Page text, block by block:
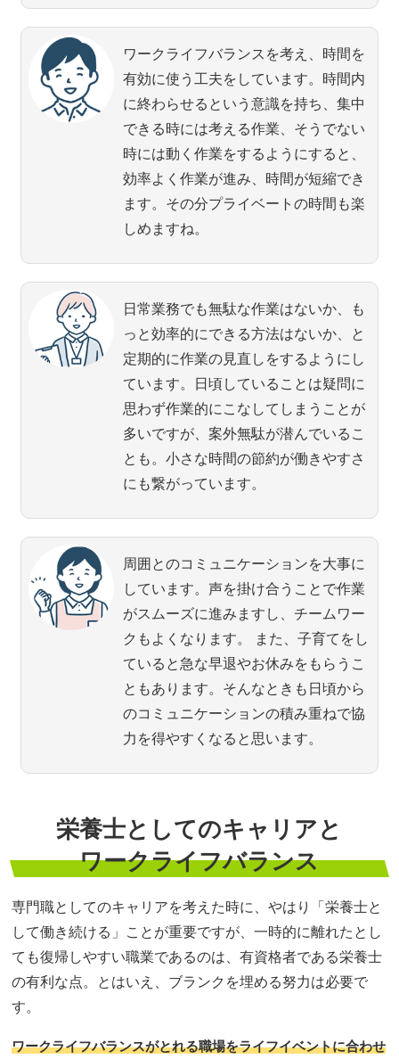
ワークライフバランスを考え、時間を
有効に使う工夫をしています。時間内
に終わらせるという意識を持ち、集中
できる時には考える作業、そうでない
時には動く作業をするようにすると、
効率よく作業が進み、時間が短縮でき
ます。その分プライベートの時間も楽
しめますね。
日常業務でも無駄な作業はないか、も
っと効率的にできる方法はないか、と
定期的に作業の見直しをするようにし
ています。日頃していることは疑問に
思わず作業的にこなしてしまうことが
多いですが、案外無駄が潜んでいるこ
とも。小さな時間の節約が働きやすさ
にも繋がっています。
周囲とのコミュニケーションを大事に
しています。声を掛け合うことで作業
がスムーズに進みますし、チームワー
クもよくなります。 また、子育てをし
ていると急な早退やお休みをもらうこ
ともあります。そんなときも日頃から
のコミュニケーションの積み重ねで協
力を得やすくなると思います。
栄養士としてのキャリアと
ワークライフバランス
専門職としてのキャリアを考えた時に、やはり「栄養士と
して働き続ける」ことが重要ですが、一時的に離れたとし
ても復帰しやすい職業であるのは、有資格者である栄養士
の有利な点。とはいえ、ブランクを埋める努力は必要で
す。
ワークライフバランスがとれる職場をライフイベントに合わせ